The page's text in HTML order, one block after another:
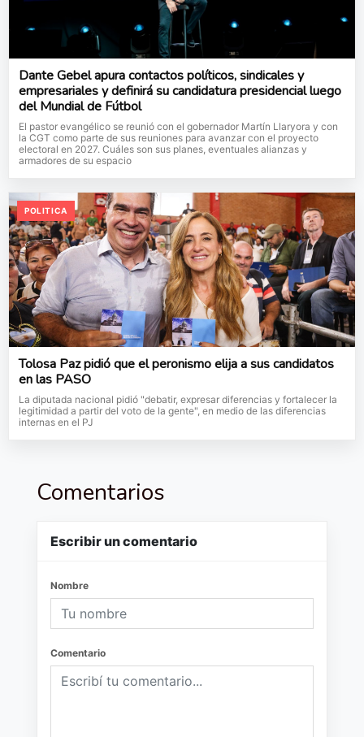
Dante Gebel apura contactos políticos, sindicales y
empresariales y definirá su candidatura presidencial luego
del Mundial de Fútbol
El pastor evangélico se reunió con el gobernador Martín Llaryora y con
la CGT como parte de sus reuniones para avanzar con el proyecto
electoral en 2027. Cuáles son sus planes, eventuales alianzas y
armadores de su espacio
POLITICA
Tolosa Paz pidió que el peronismo elija a sus candidatos
en las PASO
La diputada nacional pidió "debatir, expresar diferencias y fortalecer la
legitimidad a partir del voto de la gente", en medio de las diferencias
internas en el PJ
Comentarios
Escribir un comentario
Nombre
Comentario